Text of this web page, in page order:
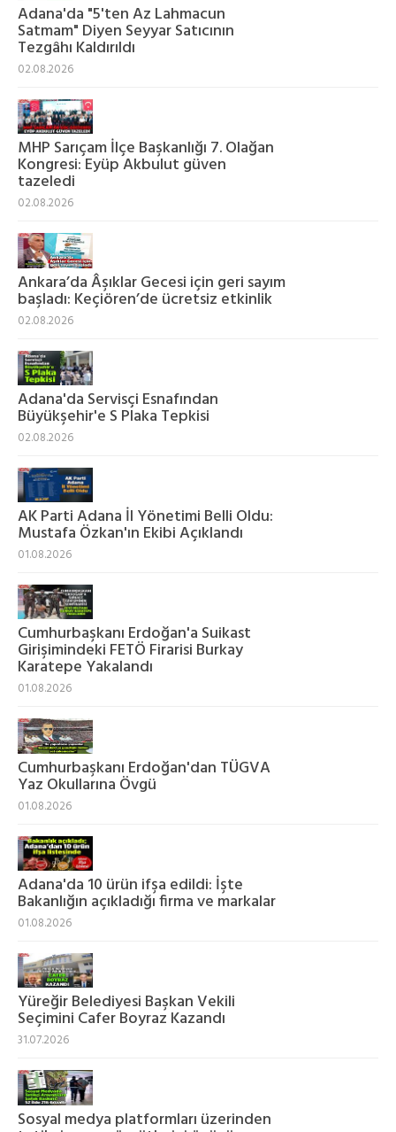
Adana'da "5'ten Az Lahmacun
Satmam" Diyen Seyyar Satıcının
Tezgâhı Kaldırıldı
02.08.2026
MHP Sarıçam İlçe Başkanlığı 7. Olağan
Kongresi: Eyüp Akbulut güven
tazeledi
02.08.2026
Ankara’da Âşıklar Gecesi için geri sayım
başladı: Keçiören’de ücretsiz etkinlik
02.08.2026
Adana'da Servisçi Esnafından
Büyükşehir'e S Plaka Tepkisi
02.08.2026
AK Parti Adana İl Yönetimi Belli Oldu:
Mustafa Özkan'ın Ekibi Açıklandı
01.08.2026
Cumhurbaşkanı Erdoğan'a Suikast
Girişimindeki FETÖ Firarisi Burkay
Karatepe Yakalandı
01.08.2026
Cumhurbaşkanı Erdoğan'dan TÜGVA
Yaz Okullarına Övgü
01.08.2026
Adana'da 10 ürün ifşa edildi: İşte
Bakanlığın açıkladığı firma ve markalar
01.08.2026
Yüreğir Belediyesi Başkan Vekili
Seçimini Cafer Boyraz Kazandı
31.07.2026
Sosyal medya platformları üzerinden